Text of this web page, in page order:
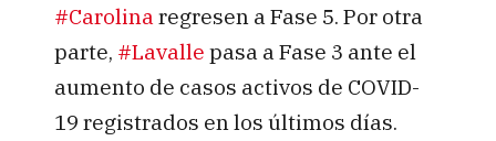
#Carolina regresen a Fase 5. Por otra
parte, #Lavalle pasa a Fase 3 ante el
aumento de casos activos de COVID-
19 registrados en los últimos días.